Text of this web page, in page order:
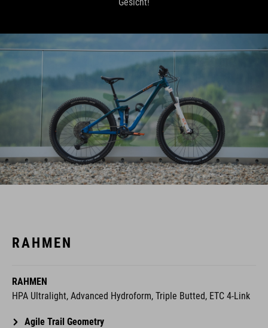
RAHMEN
RAHMEN
HPA Ultralight, Advanced Hydroform, Triple Butted, ETC 4-Link
Agile Trail Geometry